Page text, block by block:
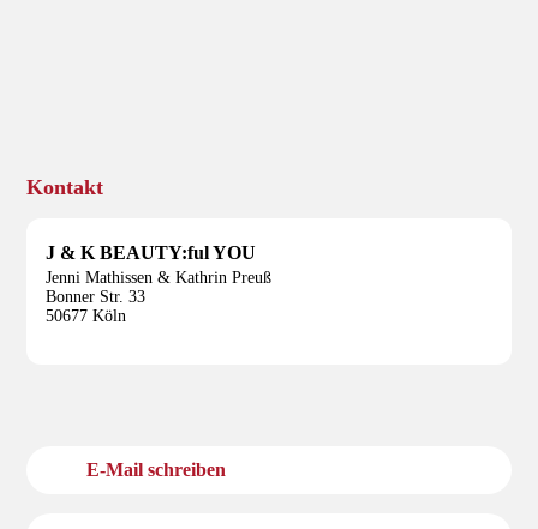
Kontakt
J & K BEAUTY:ful YOU
Jenni Mathissen & Kathrin Preuß
Bonner Str. 33
50677 Köln
E-Mail schreiben